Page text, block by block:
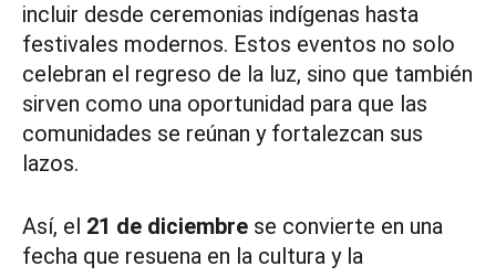
incluir desde ceremonias indígenas hasta
festivales modernos. Estos eventos no solo
celebran el regreso de la luz, sino que también
sirven como una oportunidad para que las
comunidades se reúnan y fortalezcan sus
lazos.
Así, el 21 de diciembre se convierte en una
fecha que resuena en la cultura y la